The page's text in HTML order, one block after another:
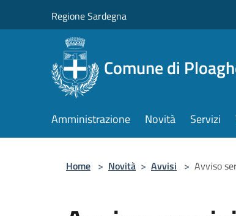
Regione Sardegna
Comune di
Amministrazione Novità Servizi
Home > Novità > Avvisi > Avviso